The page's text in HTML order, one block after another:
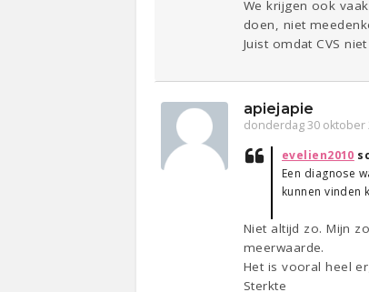
We krijgen ook
doen, niet
Juist omdat CVS
apiejapie
donderdag 30 oktober
evelien2010
Een diagnose
kunnen vinden
Niet altijd zo. Mijn
meerwaarde.
Het is vooral heel
Sterkte